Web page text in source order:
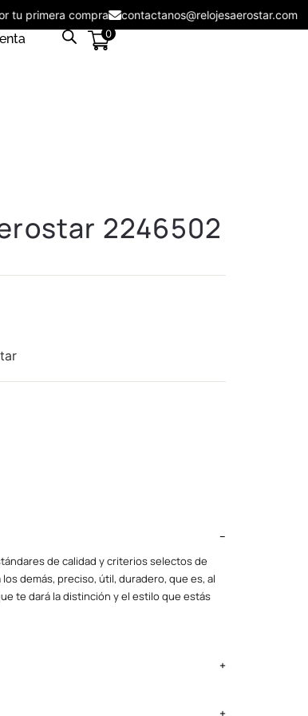
por tu primera compra
0
2246502
de calidad y criterios selectos de
demás, preciso, útil, duradero, que es, al
te dará la distinción y el estilo que estás